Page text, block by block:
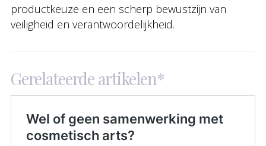
productkeuze en een scherp bewustzijn van
veiligheid en verantwoordelijkheid.
Gerelateerde artikelen*